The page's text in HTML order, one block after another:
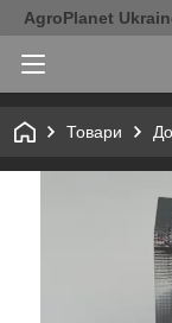
AgroPlanet
Товари